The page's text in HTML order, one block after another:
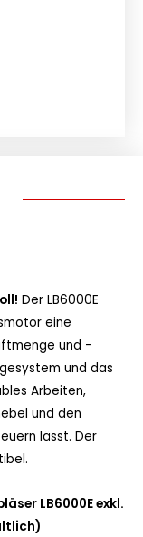
Der LB6000E
eine
und -
und das
Arbeiten,
und den
lässt. Der
LB6000E exkl.